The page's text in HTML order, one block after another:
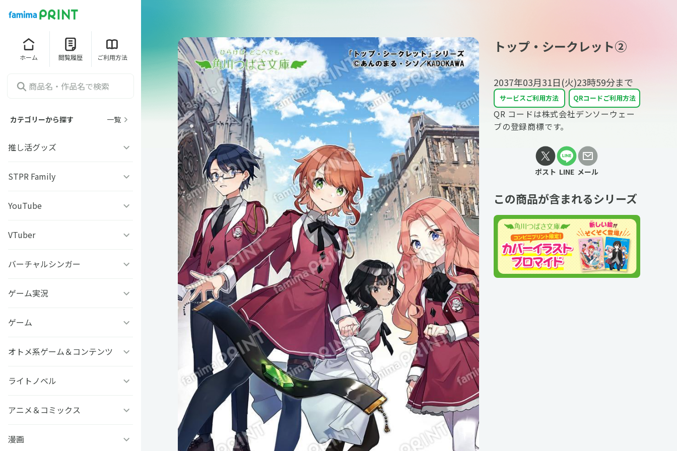
ホーム 閲覧履歴 ご利用方法
カテゴリーから探す 一覧
推し活グッズ
うちわシール
ファミッペ
うちわ背景
写真撮影背景
うちわ文字プリント
GIFUSHO 岐阜県立岐阜商
STPR Family
AMPTAKｘCOLORS
すとぷり
すにすて - SneakerStep
めておら - Meteorites -
騎士X - Knight X -
とぅるりぷ - True&Lip
YouTube
ねこほうチャンネル
ぼくたちのあそびば
ププ
豆柴富とのふたり暮らし
VTuber
VASE
クラーテイル
ななし学園 方言研究会
描乃EMOイラストシリーズ
Art Stone Entertainment
バーチャルシンガー
TOKYO6キャラクターズ
ゲーム実況
アマル
さんちゃんく！
ストグラカップル
モノパスイーツフェス
ゲーム
フライハイトクラウディア
ゲームその他
アイドルデスゲームTV
原神
オトメ系ゲーム＆コンテンツ
Clock over ORQUESTA
ときめきメモリアル Girl’s
ライトノベル
ビーンズ文庫24周年
MFブックス
アニメ＆コミックス
聖女の魔力は万能です
漫画
トップ・シークレット②
2037年03月31日(火)23時59分まで
サービスご利用方法 QRコードご利用方法
QR コードは株式会社デンソーウェー
ブの登録商標です。
ポスト LINE メール
この商品が含まれるシリーズ